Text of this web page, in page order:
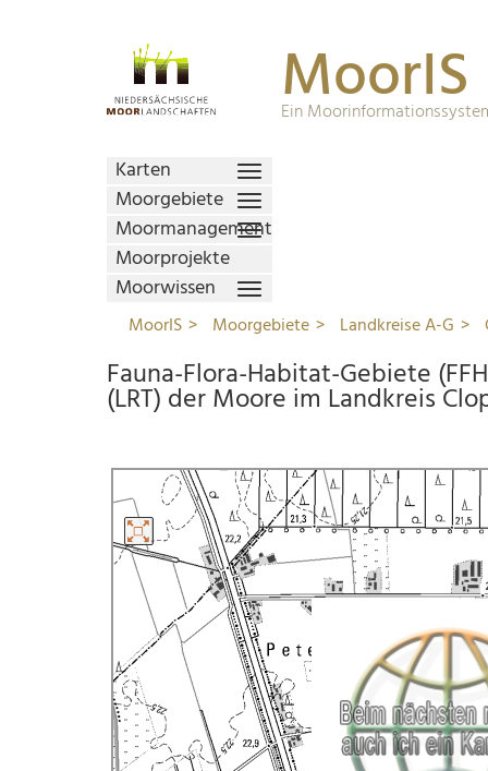
MoorIS
Ein
Karten
Moorgebiete
Moormanagement
Moorprojekte
Moorwissen
MoorIS Moorgebiete Landkreise A-G
Fauna-Flora-Habitat-Gebiete
(LRT) der Moore im Landkreis